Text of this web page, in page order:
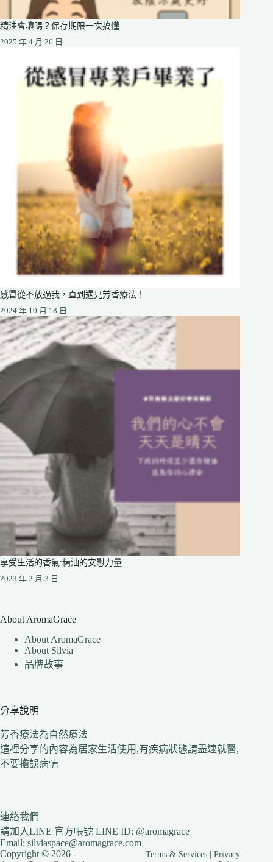
精油會壞嗎？保存期限一次搞懂
2025 年 4 月 26 日
感冒從不放過我，直到遇見芳香療法！
2024 年 10 月 18 日
享受生活的香氣:精油的安慰力量
2023 年 2 月 3 日
About AromaGrace
About AromaGrace
About Silvia
品牌故事
分享說明
芳香療法為自然療法
這裡分享的內容為居家生活使用,有疾病狀態請盡速就醫,
不要擔誤病情
連絡我們
請加入LINE 官方帳號 LINE ID: @aromagrace
Email: silviaspace@aromagrace.com
Copyright © 2026 -
Terms & Services |Privacy